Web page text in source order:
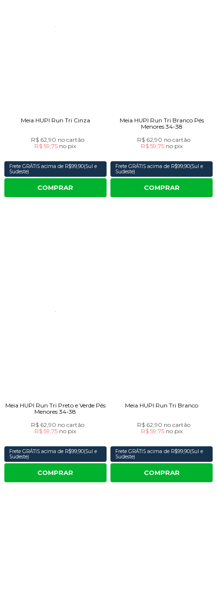
Meia HUPI Run Tri Cinza
R$ 62,90 no cartão
R$ 59,75 no pix
Frete GRÁTIS acima de R$99,90(Sul e
Sudeste)
COMPRAR
Meia HUPI Run Tri Branco Pés
Menores 34-38
R$ 62,90 no cartão
R$ 59,75 no pix
Frete GRÁTIS acima de R$99,90(Sul e
Sudeste)
COMPRAR
Meia HUPI Run Tri Preto e Verde Pés
Menores 34-38
R$ 62,90 no cartão
R$ 59,75 no pix
Frete GRÁTIS acima de R$99,90(Sul e
Sudeste)
COMPRAR
Meia HUPI Run Tri Branco
R$ 62,90 no cartão
R$ 59,75 no pix
Frete GRÁTIS acima de R$99,90(Sul e
Sudeste)
COMPRAR